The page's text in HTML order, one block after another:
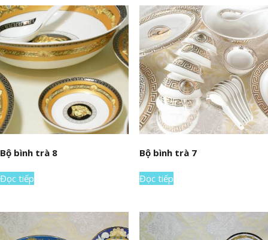
Bộ bình trà 8
Đọc tiếp
Bộ bình trà 7
Đọc tiếp